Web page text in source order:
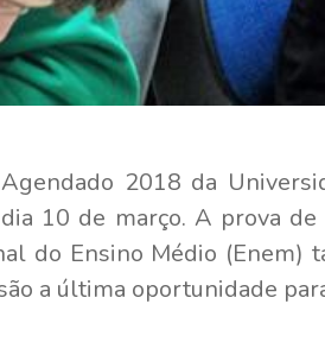
2018 da
10 de março. A prova
do Ensino Médio
a última oportunidade